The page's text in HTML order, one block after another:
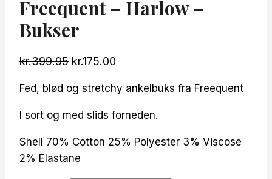
Freequent – Harlow –
Bukser
kr.399.95 Den
pris
var:
kr.175.00
pris
er:
Fed, blød og stretchy ankelbuks fra Freequent
I sort og med slids forneden.
Shell 70% Cotton 25% Polyester 3% Viscose
2% Elastane